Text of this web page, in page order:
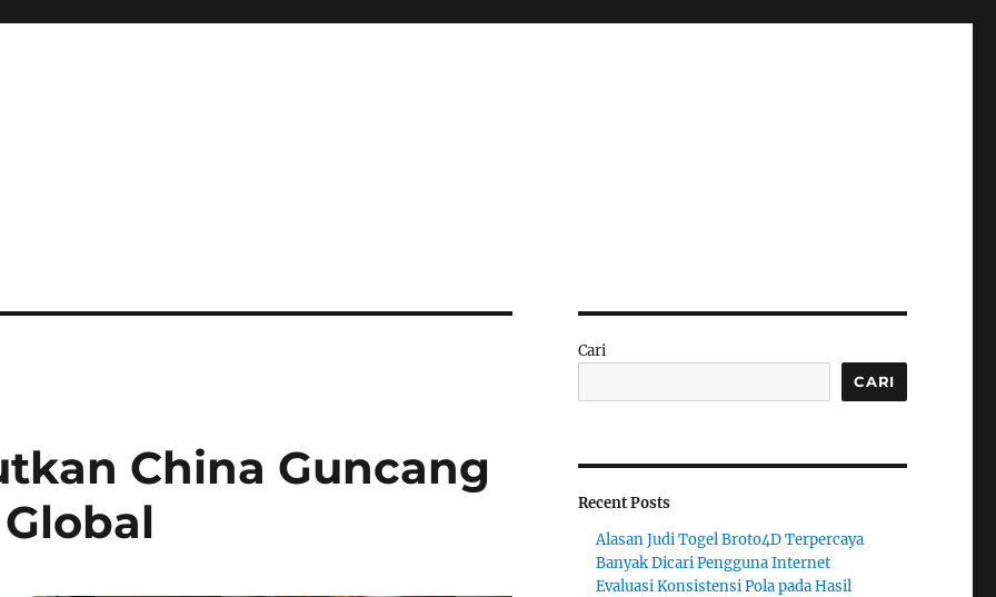
China Guncang
Cari
CARI
Recent Posts
Alasan Judi Togel Broto4D Terpercaya
Banyak Dicari Pengguna Internet
Evaluasi Konsistensi Pola pada Hasil